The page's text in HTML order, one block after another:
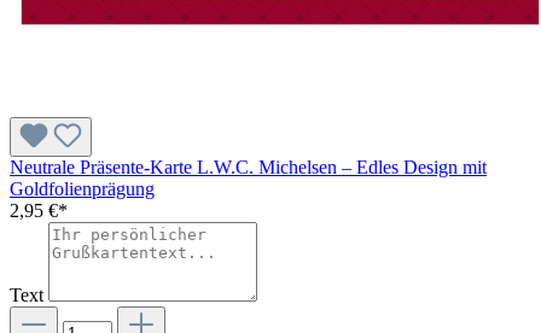
Neutrale Präsente-Karte L.W.C. Michelsen – Edles Design mit
Goldfolienprägung
2,95 €*
Text